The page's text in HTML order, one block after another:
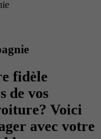
fidèle
de vos
Voici
avec votre